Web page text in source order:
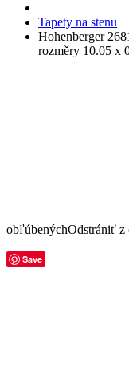
Tapety na stenu
Hohenberger
rozměry 10.05 x
obľúbenýchOdstrániť z
Save